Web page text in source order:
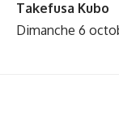
Takefusa Kubo
Dimanche 6